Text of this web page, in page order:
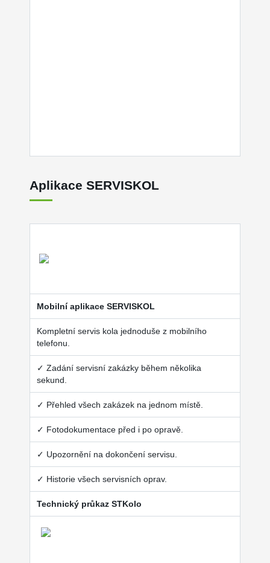
Aplikace SERVISKOL
Mobilní aplikace SERVISKOL
Kompletní servis kola jednoduše z mobilního
telefonu.
✓ Zadání servisní zakázky během několika
sekund.
✓ Přehled všech zakázek na jednom místě.
✓ Fotodokumentace před i po opravě.
✓ Upozornění na dokončení servisu.
✓ Historie všech servisních oprav.
Technický průkaz STKolo